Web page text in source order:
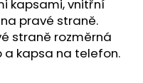
kapsami, vnitřní
pravé straně.
straně rozměrná
a kapsa na telefon.